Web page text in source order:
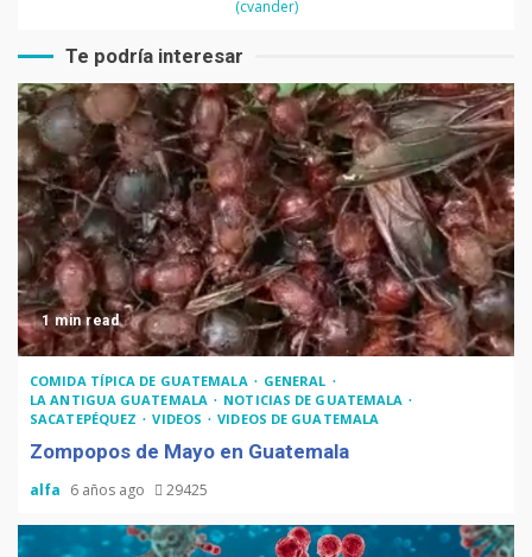
(cvander)
Te podría interesar
1 min read
COMIDA TÍPICA DE GUATEMALA
GENERAL
LA ANTIGUA GUATEMALA
NOTICIAS DE GUATEMALA
SACATEPÉQUEZ
VIDEOS VIDEOS DE GUATEMALA
Zompopos de Mayo en Guatemala
alfa 6 años ago 29425